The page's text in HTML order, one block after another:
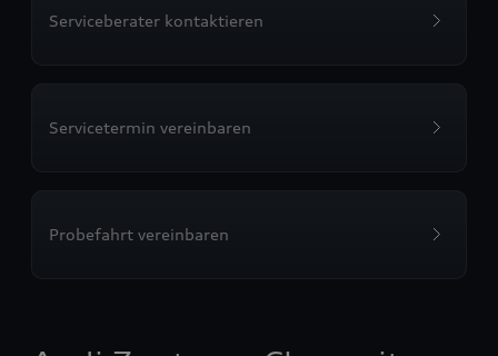
Serviceberater kontaktieren
Servicetermin vereinbaren
Probefahrt vereinbaren